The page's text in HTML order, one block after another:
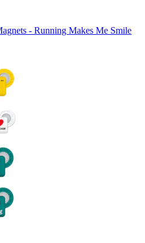
- Running Makes Me Smile